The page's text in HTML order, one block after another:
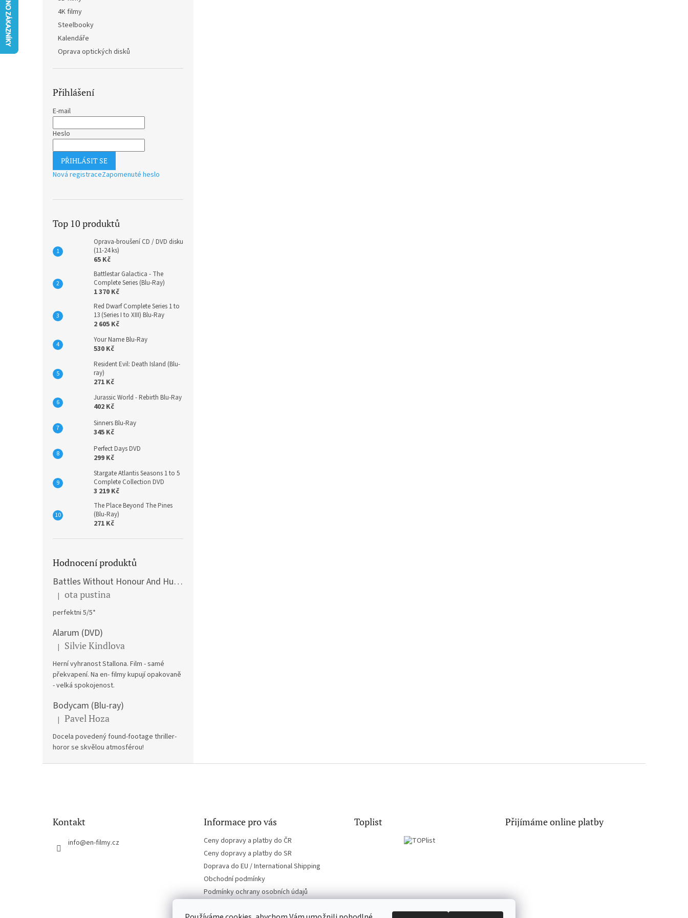
4K filmy
Steelbooky
Kalendáře
Oprava optických disků
Přihlášení
E-mail
Heslo
PŘIHLÁSIT SE
Nová registraceZapomenuté heslo
Top 10 produktů
Oprava-broušení CD / DVD disku
(11-24 ks)
65 Kč
Battlestar Galactica - The
Complete Series (Blu-Ray)
1 370 Kč
Red Dwarf Complete Series 1 to
13 (Series I to XIII) Blu-Ray
2 605 Kč
Your Name Blu-Ray
530 Kč
Resident Evil: Death Island (Blu-
ray)
271 Kč
Jurassic World - Rebirth Blu-Ray
402 Kč
Sinners Blu-Ray
345 Kč
Perfect Days DVD
299 Kč
Stargate Atlantis Seasons 1 to 5
Complete Collection DVD
3 219 Kč
The Place Beyond The Pines
(Blu-Ray)
271 Kč
Hodnocení produktů
Battles Without Honour And Humanity / Yakuza Graveyad / Street Mobster DVD
Hodnocení produktu je 5 z 5 hvězdiček.
| ota pustina
perfektni 5/5*
Alarum (DVD)
Hodnocení produktu je 5 z 5 hvězdiček.
| Silvie Kindlova
Herní vyhranost Stallona. Film - samé
překvapení. Na en- filmy kupují opakovaně
- velká spokojenost.
Bodycam (Blu-ray)
Hodnocení produktu je 5 z 5 hvězdiček.
| Pavel Hoza
Docela povedený found-footage thriller-
horor se skvělou atmosférou!
Kontakt
info@en-filmy.cz
Informace pro vás
Ceny dopravy a platby do ČR
Ceny dopravy a platby do SR
Doprava do EU / International Shipping
Obchodní podmínky
Podmínky ochrany osobních údajů
Toplist Přijímáme online platby